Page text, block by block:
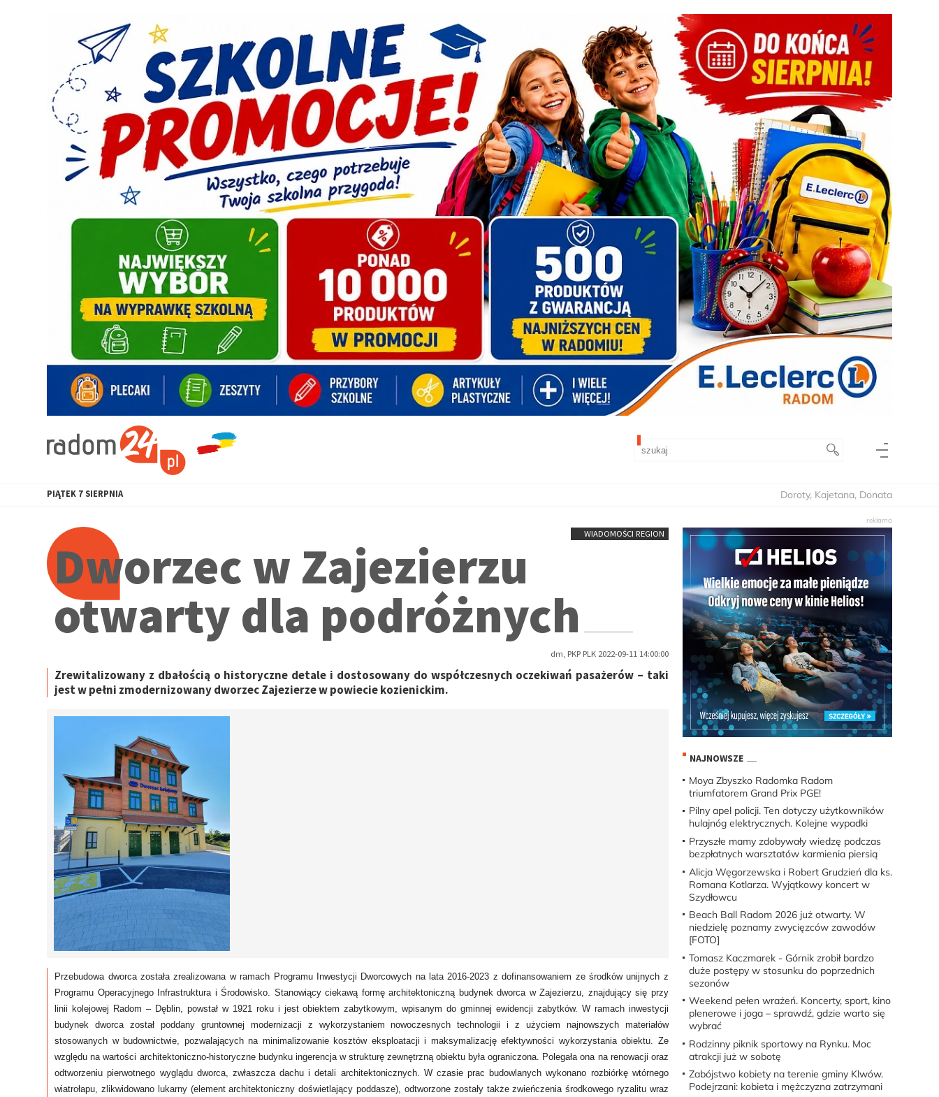
PIĄTEK 7 SIERPNIA Doroty, Kajetana, Donata
WIADOMOŚCI REGION
Dworzec w Zajezierzu
otwarty dla podróżnych
dm, PKP PLK 2022-09-11 14:00:00
Zrewitalizowany z dbałością o historyczne detale i dostosowany do współczesnych oczekiwań pasażerów – taki
jest w pełni zmodernizowany dworzec Zajezierze w powiecie kozienickim.
Przebudowa dworca została zrealizowana w ramach Programu Inwestycji Dworcowych na lata 2016-2023 z dofinansowaniem ze środków unijnych z
Programu Operacyjnego Infrastruktura i Środowisko. Stanowiący ciekawą formę architektoniczną budynek dworca w Zajezierzu, znajdujący się przy
linii kolejowej Radom – Dęblin, powstał w 1921 roku i jest obiektem zabytkowym, wpisanym do gminnej ewidencji zabytków. W ramach inwestycji
budynek dworca został poddany gruntownej modernizacji z wykorzystaniem nowoczesnych technologii i z użyciem najnowszych materiałów
stosowanych w budownictwie, pozwalających na minimalizowanie kosztów eksploatacji i maksymalizację efektywności wykorzystania obiektu. Ze
względu na wartości architektoniczno-historyczne budynku ingerencja w strukturę zewnętrzną obiektu była ograniczona. Polegała ona na renowacji oraz
odtworzeniu pierwotnego wyglądu dworca, zwłaszcza dachu i detali architektonicznych. W czasie prac budowlanych wykonano rozbiórkę wtórnego
wiatrołapu, zlikwidowano lukarny (element architektoniczny doświetlający poddasze), odtworzone zostały także zwieńczenia środkowego ryzalitu wraz
NAJNOWSZE
Moya Zbyszko Radomka Radom
triumfatorem Grand Prix PGE!
Pilny apel policji. Ten dotyczy użytkowników
hulajnóg elektrycznych. Kolejne wypadki
Przyszłe mamy zdobywały wiedzę podczas
bezpłatnych warsztatów karmienia piersią
Alicja Węgorzewska i Robert Grudzień dla ks.
Romana Kotlarza. Wyjątkowy koncert w
Szydłowcu
Beach Ball Radom 2026 już otwarty. W
niedzielę poznamy zwycięzców zawodów
[FOTO]
Tomasz Kaczmarek - Górnik zrobił bardzo
duże postępy w stosunku do poprzednich
sezonów
Weekend pełen wrażeń. Koncerty, sport, kino
plenerowe i joga – sprawdź, gdzie warto się
wybrać
Rodzinny piknik sportowy na Rynku. Moc
atrakcji już w sobotę
Zabójstwo kobiety na terenie gminy Klwów.
Podejrzani: kobieta i mężczyzna zatrzymani